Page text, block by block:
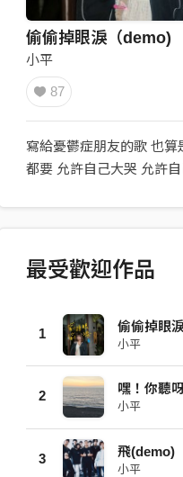
偷偷掉眼淚（demo)
小平
87
寫給憂鬱症朋友的歌 也
都要 允許自己大哭 允許
最受歡迎作品
1 偷偷掉眼
小平
2 嘿！你聽
小平
3 飛(demo)
小平